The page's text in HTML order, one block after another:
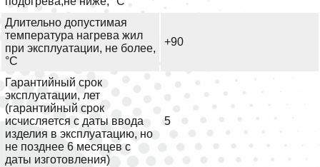
Длительно допустимая
температура нагрева жил
при эксплуатации, не более,
°С
+90
Гарантийный срок
эксплуатации, лет
(гарантийный срок
исчисляется с даты ввода
изделия в эксплуатацию, но
не позднее 6 месяцев с
даты изготовления)
5